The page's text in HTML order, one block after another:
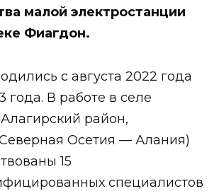
малой электростанции
Фиагдон.
с августа 2022 года
года. В работе в селе
район,
Осетия — Алания)
15
специалистов